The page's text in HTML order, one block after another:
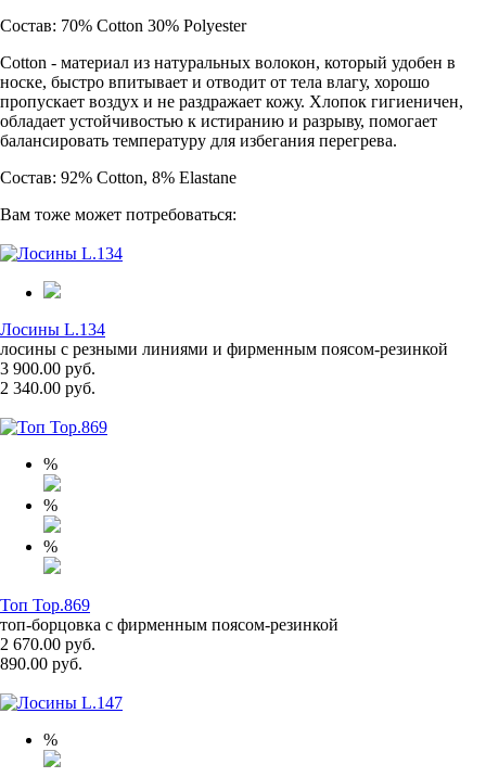
Состав: 70% Cotton 30% Polyester
Cotton - материал из натуральных волокон, который удобен в
носке, быстро впитывает и отводит от тела влагу, хорошо
пропускает воздух и не раздражает кожу. Хлопок гигиеничен,
обладает устойчивостью к истиранию и разрыву, помогает
балансировать температуру для избегания перегрева.
Состав: 92% Cotton, 8% Elastane
Вам тоже может потребоваться:
Лосины L.134
лосины с резными линиями и фирменным поясом-резинкой
3 900.00 руб.
2 340.00 руб.
%
%
%
Топ Top.869
топ-борцовка с фирменным поясом-резинкой
2 670.00 руб.
890.00 руб.
%